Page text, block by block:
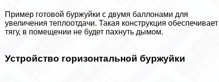
Пример готовой буржуйки с двумя баллонами для
увеличения теплоотдачи. Такая конструкция обеспечивает
тягу, в помещении не будет пахнуть дымом.
Устройство горизонтальной буржуйки